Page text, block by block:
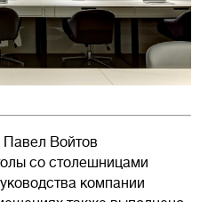
Войтов
со столешницами
компании